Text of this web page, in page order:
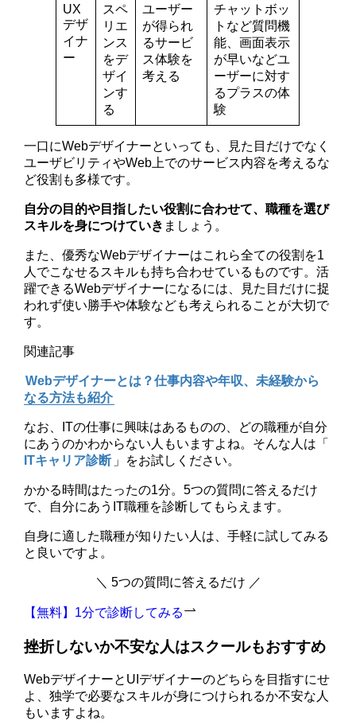
UX
デザ
イナ
ー
スペ
リエ
ンス
をデ
ザイ
ンす
る
ユーザー
が得られ
るサービ
ス体験を
考える
チャットボッ
トなど質問機
能、画面表示
が早いなどユ
ーザーに対す
るプラスの体
験
一口にWebデザイナーといっても、見た目だけでなく
ユーザビリティやWeb上でのサービス内容を考えるな
ど役割も多様です。
自分の目的や目指したい役割に合わせて、職種を選び
スキルを身につけていき ましょう。
また、優秀なWebデザイナーはこれら全ての役割を1
人でこなせるスキルも持ち合わせているものです。活
躍できるWebデザイナーになるには、見た目だけに捉
われず使い勝手や体験なども考えられることが大切で
す。
関連記事
Webデザイナーとは？仕事内容や年収、未経験から
なる方法も紹介
なお、ITの仕事に興味はあるものの、どの職種が自分
にあうのかわからない人もいますよね。そんな人は「
ITキャリア診断 」をお試しください。
かかる時間はたったの1分。5つの質問に答えるだけ
で、自分にあうIT職種を診断してもらえます。
自身に適した職種が知りたい人は、手軽に試してみる
と良いですよ。
＼ 5つの質問に答えるだけ ／
【無料】1分で診断してみる
挫折しないか不安な人はスクールもおすすめ
WebデザイナーとUIデザイナーのどちらを目指すにせ
よ、独学で必要なスキルが身につけられるか不安な人
もいますよね。